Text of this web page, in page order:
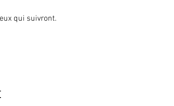
qui suivront.